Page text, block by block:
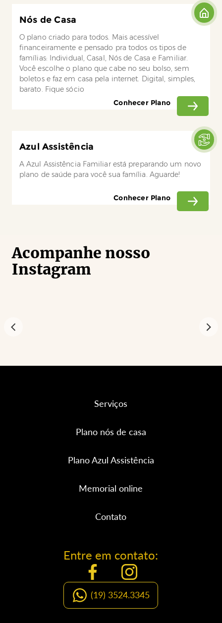
Nós de Casa
O plano criado para todos. Mais acessível
financeiramente e pensado pra todos os tipos de
famílias: Individual, Casal, Nós de Casa e Familiar.
Você escolhe o plano que cabe no seu bolso, sem
boletos e faz em casa pela internet. Digital, simples,
barato. Fique sócio
Conhecer Plano
Azul Assistência
A Azul Assistência Familiar está preparando um novo
plano de saúde para você sua família. Aguarde!
Conhecer Plano
Acompanhe nosso
Instagram
Serviços
Plano nós de casa
Plano Azul Assistência
Memorial online
Contato
Entre em contato:
(19) 3524.3345